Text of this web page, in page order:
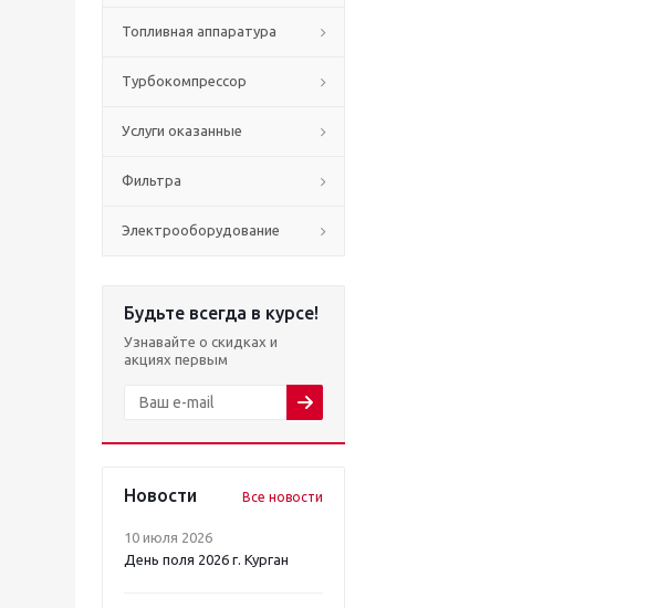
Топливная аппаратура
Турбокомпрессор
Услуги оказанные
Фильтра
Электрооборудование
Будьте всегда в курсе!
Узнавайте о скидках и
акциях первым
Новости Все новости
10 июля 2026
День поля 2026 г. Курган